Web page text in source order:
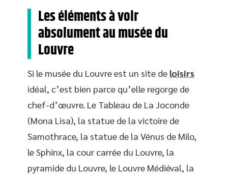
Les éléments à voir
absolument au musée du
Louvre
Si le musée du Louvre est un site de loisirs
idéal, c’est bien parce qu’elle regorge de
chef-d’œuvre. Le Tableau de La Joconde
(Mona Lisa), la statue de la victoire de
Samothrace, la statue de la Vénus de Milo,
le Sphinx, la cour carrée du Louvre, la
pyramide du Louvre, le Louvre Médiéval, la